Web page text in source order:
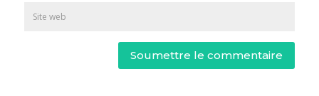
Soumettre le commentaire